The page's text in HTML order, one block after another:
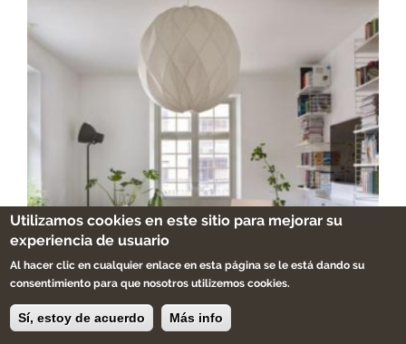
Utilizamos cookies en este sitio para mejorar su
experiencia de usuario
Al hacer clic en cualquier enlace en esta página se le está dando su
consentimiento para que nosotros utilizemos cookies.
Sí, estoy de acuerdo Más info